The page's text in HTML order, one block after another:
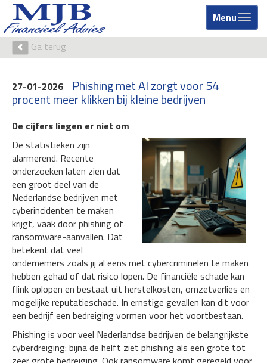
Menu
Ga terug
27-01-2026 Phishing met AI zorgt voor 54
procent meer klikken bij kleine bedrijven
De cijfers liegen er niet om
De statistieken zijn
alarmerend. Recente
onderzoeken laten zien dat
een groot deel van de
Nederlandse bedrijven met
cyberincidenten te maken
krijgt, vaak door phishing of
ransomware-aanvallen. Dat
betekent dat veel
ondernemers zoals jij al eens met cybercriminelen te maken
hebben gehad of dat risico lopen. De financiële schade kan
flink oplopen en bestaat uit herstelkosten, omzetverlies en
mogelijke reputatieschade. In ernstige gevallen kan dit voor
een bedrijf een bedreiging vormen voor het voortbestaan.
Phishing is voor veel Nederlandse bedrijven de belangrijkste
cyberdreiging: bijna de helft ziet phishing als een grote tot